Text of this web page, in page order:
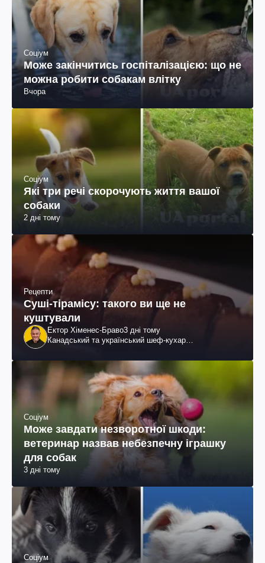
Соціум
Може закінчитись госпіталізацією: що не
можна робити собакам влітку
Вчора
Соціум
Які три речі скорочують життя вашої
собаки
2 дні тому
Рецепти
Суші-тірамісу: такого ви ще не
куштували
Ектор Хіменес-Браво3 дні тому
Канадський та український шеф-кухар
Соціум
Може завдати незворотної шкоди:
ветеринар назвав небезпечну іграшку
для собак
3 дні тому
Соціум